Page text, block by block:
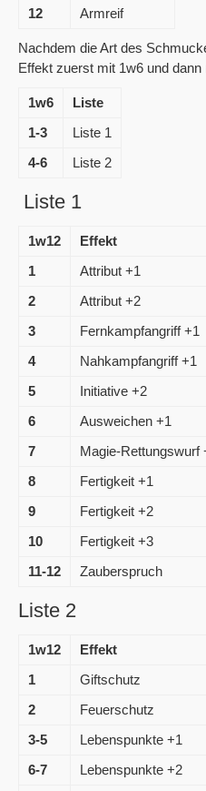
12 Armreif
Nachdem die Art des
Effekt zuerst mit 1w6 und
1w6
Liste
1-3
Liste 1
4-6
Liste 2
Liste 1
1w12
Effekt
1
Attribut +1
2
Attribut +2
3
Fernkampfangriff +1
4
Nahkampfangriff +1
5
Initiative +2
6
Ausweichen +1
7
Magie-Rettungswurf
8
Fertigkeit +1
9
Fertigkeit +2
10
Fertigkeit +3
11-12
Zauberspruch
Liste 2
1w12
Effekt
1
Giftschutz
2
Feuerschutz
3-5
Lebenspunkte +1
6-7
Lebenspunkte +2